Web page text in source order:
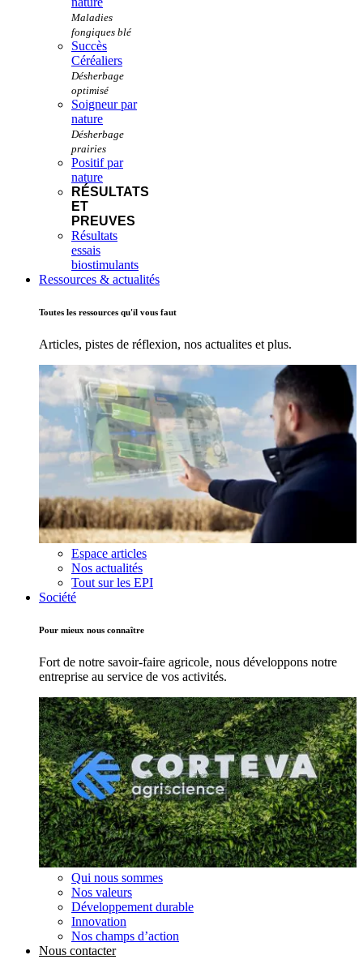
Succès
Céréaliers
Soigneur par
nature
Positif par
nature
RÉSULTATS
ET
PREUVES
Résultats
essais
biostimulants
Ressources & actualités
Toutes les ressources qu'il vous faut
Articles, pistes de réflexion, nos actualites et plus.
Espace articles
Nos actualités
Tout sur les EPI
Société
Pour mieux nous connaître
Fort de notre savoir-faire agricole, nous développons notre
entreprise au service de vos activités.
Qui nous sommes
Nos valeurs
Développement durable
Innovation
Nos champs d’action
Nous contacter